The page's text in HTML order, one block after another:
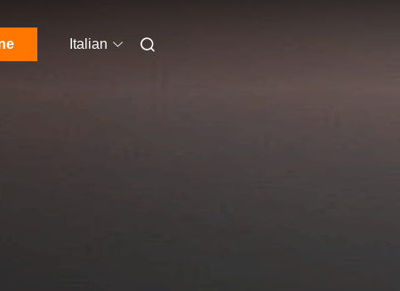
Italian